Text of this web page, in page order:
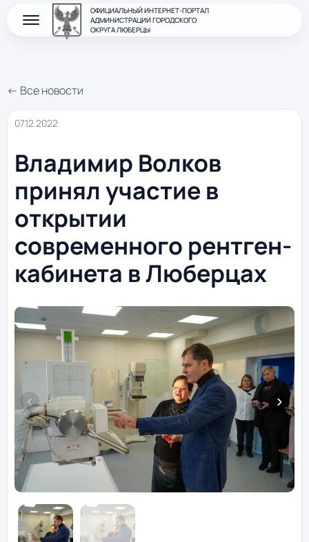
ОФИЦИАЛЬНЫЙ ИНТЕРНЕТ-ПОРТАЛ
АДМИНИСТРАЦИИ ГОРОДСКОГО
ОКРУГА ЛЮБЕРЦЫ
← Все новости
07.12.2022
Владимир Волков
принял участие в
открытии
современного рентген-
кабинета в Люберцах